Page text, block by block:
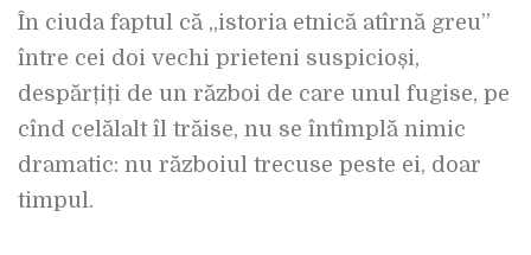
În ciuda faptul că „istoria etnică atîrnă greu”
între cei doi vechi prieteni suspicioși,
despărțiți de un război de care unul fugise, pe
cînd celălalt îl trăise, nu se întîmplă nimic
dramatic: nu războiul trecuse peste ei, doar
timpul.